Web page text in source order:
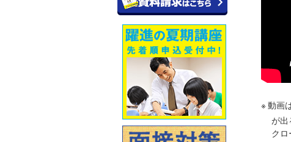
動画
が出
クロ